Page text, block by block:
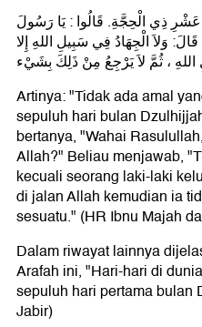
ذِي الْحِجَّةِ. قَالُوا : يَا رَسُولَ
وَلاَ الْجِهَادُ فِي سَبِيلِ اللهِ إِلا
، ثُمَّ لاَ يَرْجِعُ مِنْ ذَلِكَ بِشَيْء
Artinya: "Tidak ada amal
sepuluh hari bulan
bertanya, "Wahai
Allah?" Beliau menjawab,
kecuali seorang laki-laki
di jalan Allah kemudian ia
sesuatu." (HR Ibnu Majah
Dalam riwayat lainnya
Arafah ini, "Hari-hari di
sepuluh hari pertama bulan
Jabir)